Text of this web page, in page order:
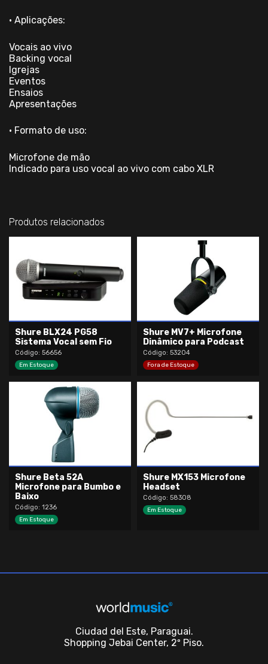
• Aplicações:
Vocais ao vivo
Backing vocal
Igrejas
Eventos
Ensaios
Apresentações
• Formato de uso:
Microfone de mão
Indicado para uso vocal ao vivo com cabo XLR
Produtos relacionados
Shure BLX24 PG58
Sistema Vocal sem Fio
Código: 56656
Em Estoque
Shure MV7+ Microfone
Dinâmico para Podcast
Código: 53204
Fora de Estoque
Shure Beta 52A
Microfone para Bumbo e
Baixo
Código: 1236
Em Estoque
Shure MX153 Microfone
Headset
Código: 58308
Em Estoque
Ciudad del Este, Paraguai.
Shopping Jebai Center, 2º Piso.